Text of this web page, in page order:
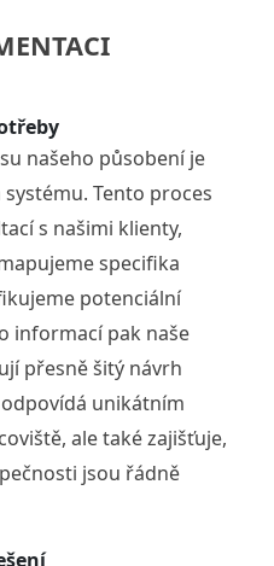
našeho působení je
Tento proces
s našimi klienty,
specifika
potenciální
informací pak naše
přesně šitý návrh
unikátním
ale také zajišťuje,
jsou řádně